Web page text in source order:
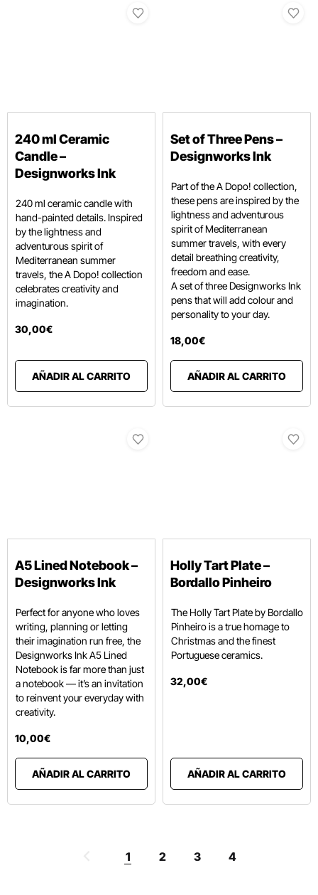
240 ml Ceramic
Candle –
Designworks Ink
240 ml ceramic candle with
hand-painted details. Inspired
by the lightness and
adventurous spirit of
Mediterranean summer
travels, the A Dopo! collection
celebrates creativity and
imagination.
30,00€
AÑADIR AL CARRITO
Set of Three Pens –
Designworks Ink
Part of the A Dopo! collection,
these pens are inspired by the
lightness and adventurous
spirit of Mediterranean
summer travels, with every
detail breathing creativity,
freedom and ease.
A set of three Designworks Ink
pens that will add colour and
personality to your day.
18,00€
AÑADIR AL CARRITO
A5 Lined Notebook –
Designworks Ink
Perfect for anyone who loves
writing, planning or letting
their imagination run free, the
Designworks Ink A5 Lined
Notebook is far more than just
a notebook — it’s an invitation
to reinvent your everyday with
creativity.
10,00€
AÑADIR AL CARRITO
Holly Tart Plate –
Bordallo Pinheiro
The Holly Tart Plate by Bordallo
Pinheiro is a true homage to
Christmas and the finest
Portuguese ceramics.
32,00€
AÑADIR AL CARRITO
1 2 3 4